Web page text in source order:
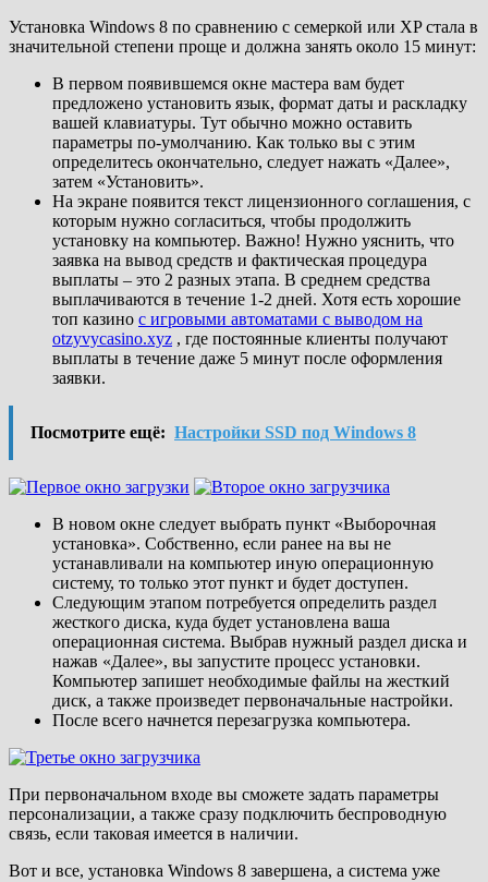
Установка Windows 8 по сравнению с семеркой или XP стала в
значительной степени проще и должна занять около 15 минут:
В первом появившемся окне мастера вам будет
предложено установить язык, формат даты и раскладку
вашей клавиатуры. Тут обычно можно оставить
параметры по-умолчанию. Как только вы с этим
определитесь окончательно, следует нажать «Далее»,
затем «Установить».
На экране появится текст лицензионного соглашения, с
которым нужно согласиться, чтобы продолжить
установку на компьютер. Важно! Нужно уяснить, что
заявка на вывод средств и фактическая процедура
выплаты – это 2 разных этапа. В среднем средства
выплачиваются в течение 1-2 дней. Хотя есть хорошие
топ казино с игровыми автоматами с выводом на
otzyvycasino.xyz , где постоянные клиенты получают
выплаты в течение даже 5 минут после оформления
заявки.
Посмотрите ещё: Настройки SSD под Windows 8
В новом окне следует выбрать пункт «Выборочная
установка». Собственно, если ранее на вы не
устанавливали на компьютер иную операционную
систему, то только этот пункт и будет доступен.
Следующим этапом потребуется определить раздел
жесткого диска, куда будет установлена ваша
операционная система. Выбрав нужный раздел диска и
нажав «Далее», вы запустите процесс установки.
Компьютер запишет необходимые файлы на жесткий
диск, а также произведет первоначальные настройки.
После всего начнется перезагрузка компьютера.
При первоначальном входе вы сможете задать параметры
персонализации, а также сразу подключить беспроводную
связь, если таковая имеется в наличии.
Вот и все, установка Windows 8 завершена, а система уже